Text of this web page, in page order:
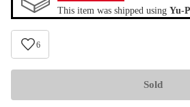
This item was shipped using Yu-
6
Sold